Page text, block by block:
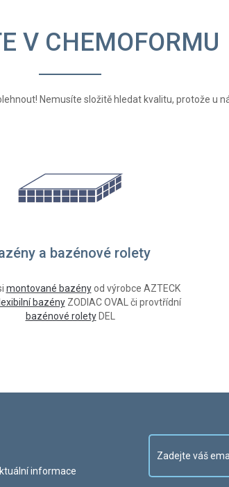
V CHEMOFORMU
Nemusíte složitě hledat kvalitu, protože u
a bazénové rolety
montované bazényod výrobce AZTECK
bazényZODIAC OVAL či provtřídní
bazénové roletyDEL
informace